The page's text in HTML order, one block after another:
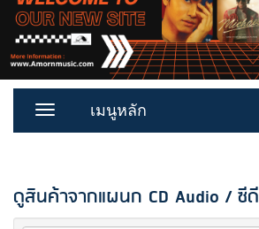
Toggle
เมนูหลัก
ดูสินค้าจากแผนก CD Audio / ซีดี